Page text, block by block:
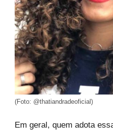
(Foto: @thatiandradeoficial)
Em geral, quem adota